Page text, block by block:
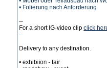
• Folierung nach Anforderung
--
For a short IG-video clip click
--
Delivery to any destination.
• exhibiion - fair